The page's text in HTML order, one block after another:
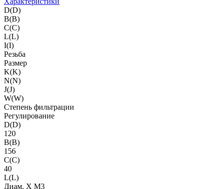
D(D)
B(B)
C(C)
L(L)
I(I)
Резьба
Размер
K(K)
N(N)
J(J)
W(W)
Степень фильтрации
Регулирование
D(D)
120
B(B)
156
C(C)
40
L(L)
Диам. X M3